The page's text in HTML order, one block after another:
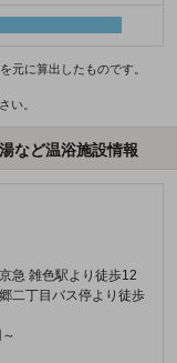
元に算出したものです。
い。
など温浴施設情報
急 雑色駅より徒歩12
二丁目バス停より徒歩